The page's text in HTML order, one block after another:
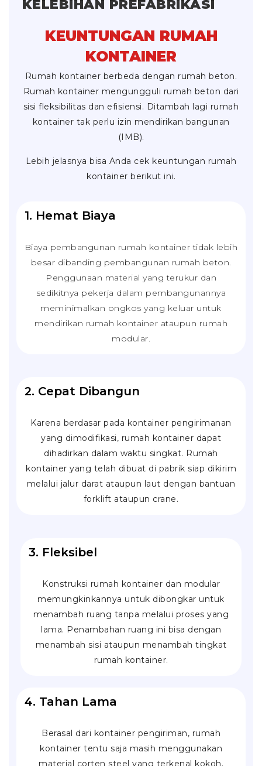
KELEBIHAN PREFABRIKASI
KEUNTUNGAN RUMAH
KONTAINER
Rumah kontainer berbeda dengan rumah beton.
Rumah kontainer mengungguli rumah beton dari
sisi fleksibilitas dan efisiensi. Ditambah lagi rumah
kontainer tak perlu izin mendirikan bangunan
(IMB).
Lebih jelasnya bisa Anda cek keuntungan rumah
kontainer berikut ini.
1. Hemat Biaya
Biaya pembangunan rumah kontainer tidak lebih
besar dibanding pembangunan rumah beton.
Penggunaan material yang terukur dan
sedikitnya pekerja dalam pembangunannya
meminimalkan ongkos yang keluar untuk
mendirikan rumah kontainer ataupun rumah
modular.
2. Cepat Dibangun
Karena berdasar pada kontainer pengirimanan
yang dimodifikasi, rumah kontainer dapat
dihadirkan dalam waktu singkat. Rumah
kontainer yang telah dibuat di pabrik siap dikirim
melalui jalur darat ataupun laut dengan bantuan
forklift ataupun crane.
3. Fleksibel
Konstruksi rumah kontainer dan modular
memungkinkannya untuk dibongkar untuk
menambah ruang tanpa melalui proses yang
lama. Penambahan ruang ini bisa dengan
menambah sisi ataupun menambah tingkat
rumah kontainer.
4. Tahan Lama
Berasal dari kontainer pengiriman, rumah
kontainer tentu saja masih menggunakan
material corten steel yang terkenal kokoh.